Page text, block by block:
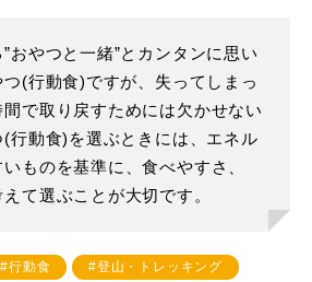
おやつと一緒”とカンタンに思い
(行動食)ですが、失ってしまっ
で取り戻すためには欠かせない
(行動食)を選ぶときには、エネル
ものを基準に、食べやすさ、
て選ぶことが大切です。
#行動食 #登山・トレッキング